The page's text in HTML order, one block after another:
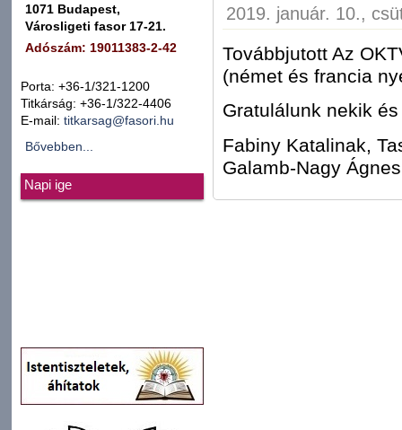
1071 Budapest,
Városligeti fasor 17-21.
Adószám: 19011383-2-42
Porta: +36-1/321-1200
Titkárság: +36-1/322-4406
E-mail: titkarsag@fasori.hu
Bővebben...
Napi ige
2019. január. 10.,
Továbbjutott Az
(német és francia
Gratulálunk nekik
Fabiny Katalinak,
Galamb-Nagy